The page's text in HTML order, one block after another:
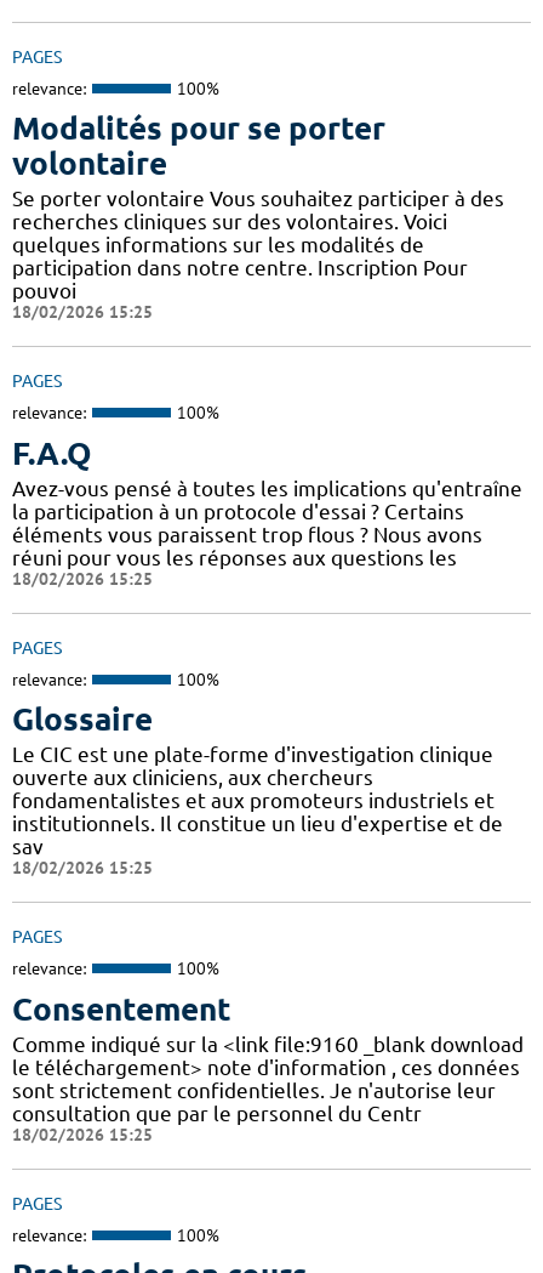
PAGES
relevance: 100%
Modalités pour se porter
volontaire
Se porter volontaire Vous souhaitez participer à des
recherches cliniques sur des volontaires. Voici
quelques informations sur les modalités de
participation dans notre centre. Inscription Pour
pouvoi
18/02/2026 15:25
PAGES
relevance: 100%
F.A.Q
Avez-vous pensé à toutes les implications qu'entraîne
la participation à un protocole d'essai ? Certains
éléments vous paraissent trop flous ? Nous avons
réuni pour vous les réponses aux questions les
18/02/2026 15:25
PAGES
relevance: 100%
Glossaire
Le CIC est une plate-forme d'investigation clinique
ouverte aux cliniciens, aux chercheurs
fondamentalistes et aux promoteurs industriels et
institutionnels. Il constitue un lieu d'expertise et de
sav
18/02/2026 15:25
PAGES
relevance: 100%
Consentement
Comme indiqué sur la <link file:9160 _blank download
le téléchargement> note d'information , ces données
sont strictement confidentielles. Je n'autorise leur
consultation que par le personnel du Centr
18/02/2026 15:25
PAGES
relevance: 100%